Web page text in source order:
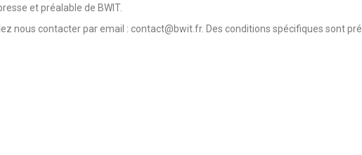
et préalable de BWIT.
nous contacter par email : contact@bwit.fr. Des conditions spécifiques sont